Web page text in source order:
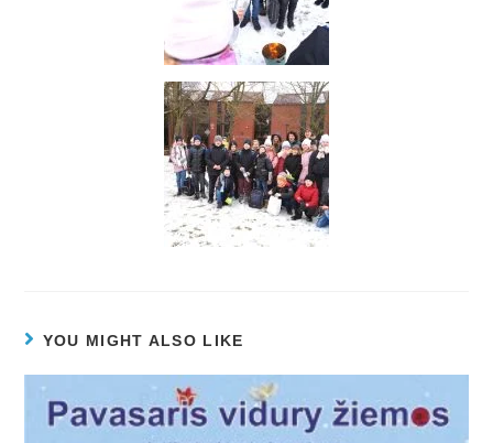
YOU MIGHT ALSO LIKE